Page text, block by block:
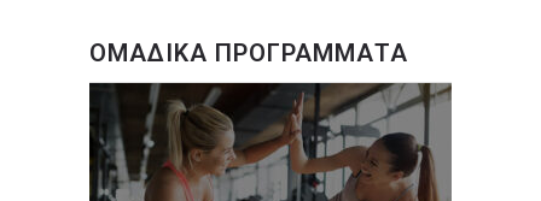
ΟΜΑΔΙΚΑ ΠΡΟΓΡΑΜΜΑΤΑ